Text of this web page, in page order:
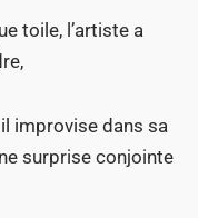
toile, l’artiste a
improvise dans sa
surprise conjointe